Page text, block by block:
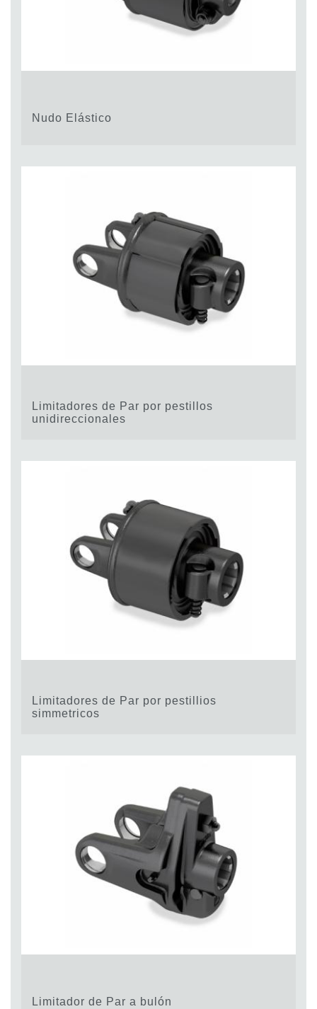
Nudo Elástico
Limitadores de Par por pestillos
unidireccionales
Limitadores de Par por pestillios
simmetricos
Limitador de Par a bulón